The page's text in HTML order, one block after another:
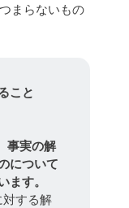
まらないもの
こと
事実の解
について
ます。
対する解